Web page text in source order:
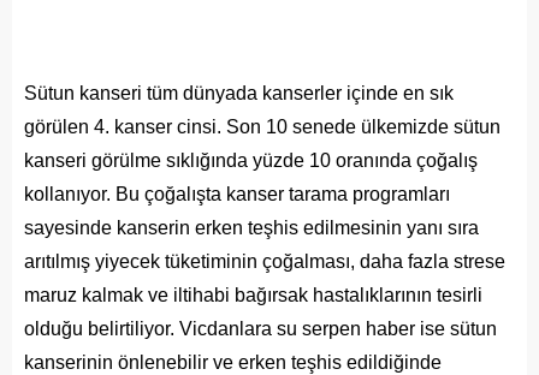
Sütun kanseri tüm dünyada kanserler içinde en sık
görülen 4. kanser cinsi. Son 10 senede ülkemizde sütun
kanseri görülme sıklığında yüzde 10 oranında çoğalış
kollanıyor. Bu çoğalışta kanser tarama programları
sayesinde kanserin erken teşhis edilmesinin yanı sıra
arıtılmış yiyecek tüketiminin çoğalması, daha fazla strese
maruz kalmak ve iltihabi bağırsak hastalıklarının tesirli
olduğu belirtiliyor. Vicdanlara su serpen haber ise sütun
kanserinin önlenebilir ve erken teşhis edildiğinde